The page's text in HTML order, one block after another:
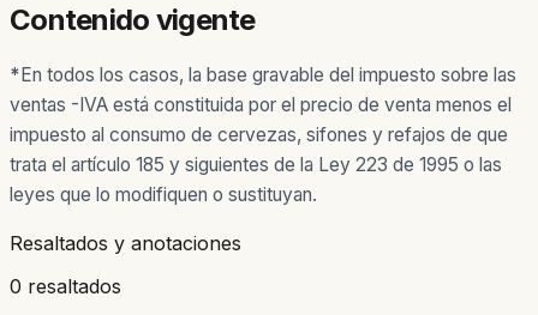
Contenido vigente
*En todos los casos, la base gravable del impuesto sobre las
ventas -IVA está constituida por el precio de venta menos el
impuesto al consumo de cervezas, sifones y refajos de que
trata el artículo 185 y siguientes de la Ley 223 de 1995 o las
leyes que lo modifiquen o sustituyan.
Resaltados y anotaciones
0 resaltados